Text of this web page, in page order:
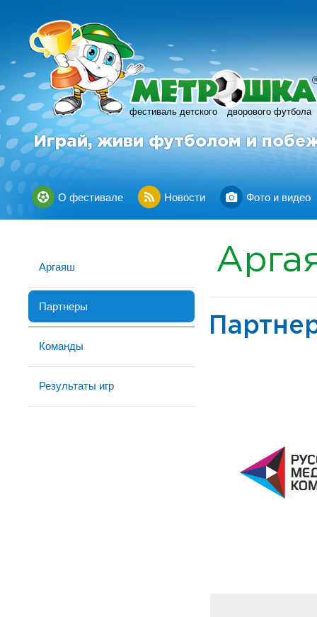
фестиваль детского дворового футбола
R
Играй, живи футболом и
О фестивале Новости Фото и видео
Аргаяш
Партнеры
Команды
Результаты игр